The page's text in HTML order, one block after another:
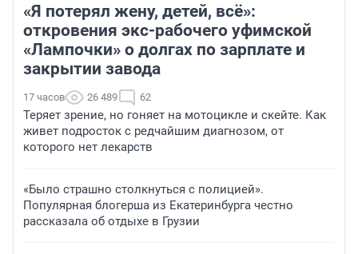
«Я потерял жену, детей, всё»:
откровения экс-рабочего уфимской
«Лампочки» о долгах по зарплате и
закрытии завода
17 часов 26 489 62
Теряет зрение, но гоняет на мотоцикле и скейте. Как
живет подросток с редчайшим диагнозом, от
которого нет лекарств
«Было страшно столкнуться с полицией».
Популярная блогерша из Екатеринбурга честно
рассказала об отдыхе в Грузии